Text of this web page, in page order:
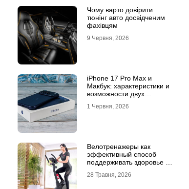
Чому варто довірити
тюнінг авто досвідченим
фахівцям
9 Червня, 2026
iPhone 17 Pro Max и
Макбук: характеристики и
возможности двух
1 Червня, 2026
Велотренажеры как
эффективный способ
поддерживать здоровье и
28 Травня, 2026